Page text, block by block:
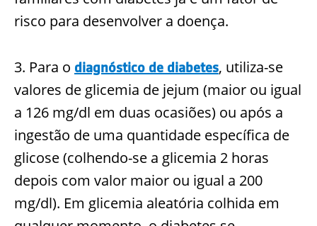
risco para desenvolver a doença.
3. Para o diagnóstico de diabetes, utiliza-se
valores de glicemia de jejum (maior ou igual
a 126 mg/dl em duas ocasiões) ou após a
ingestão de uma quantidade específica de
glicose (colhendo-se a glicemia 2 horas
depois com valor maior ou igual a 200
mg/dl). Em glicemia aleatória colhida em